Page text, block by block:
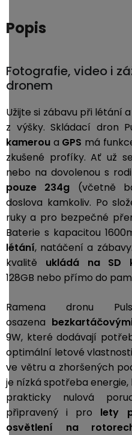
Popis
Fotografie, video i
dronem
Užijte si zábavu při létání
z výšky. Skládací dron
kamerou a GPS má
zkušené profíky. Ať už
nebo na dovolenou s
pouze 234g (včetně
doslova kamkoliv. Po
ruky a pro bezpečné
Baterie s kapacitou
létání, natáčení a
kvalitě ukládá na SD
128GB nebo přímo do
Ramena dronu
osazena
9W, které dodávají
optimální letové
ve větru a zhoršených
je nízká spotřeba
prakticky nulová
připravený i pro lety
osvětlení
na